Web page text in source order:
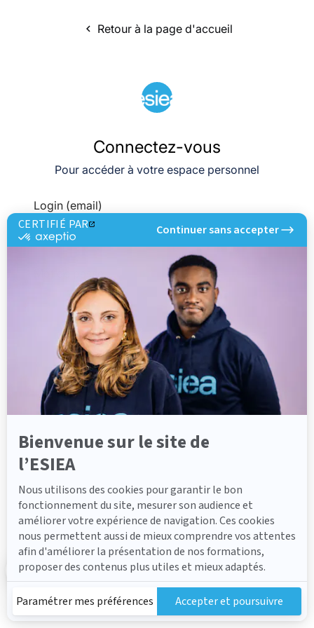
CERTIFIÉ PAR
par
-
En
savoir
plus
sur
Axeptio
Continuer sans accepter
Bienvenue sur le site de
l’ESIEA
Nous utilisons des cookies pour garantir le bon
fonctionnement du site, mesurer son audience et
améliorer votre expérience de navigation. Ces cookies
nous permettent aussi de mieux comprendre vos attentes
afin d'améliorer la présentation de nos formations,
proposer des contenus plus utiles et mieux adaptés.
En cliquant sur le bouton «Accepter et poursuivre»,
vous consentez au dépôt de cookies.
Paramétrer mes préférences Accepter et poursuivre
navigate_before Retour à la page d'accueil
Connectez-vous
Pour accéder à votre espace personnel
Login (email)
Mot de passe
Réinitialisez votre mot de passe
Connectez-vous
Pas encore de compte ? Créer un compte